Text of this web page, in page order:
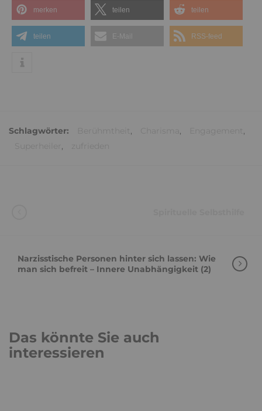
merken teilen teilen
teilen E-Mail RSS-feed
Schlagwörter:
Narzisstische Personen hinter sich lassen: Wie
man sich befreit – Innere Unabhängigkeit (2)
Das könnte Sie auch
interessieren